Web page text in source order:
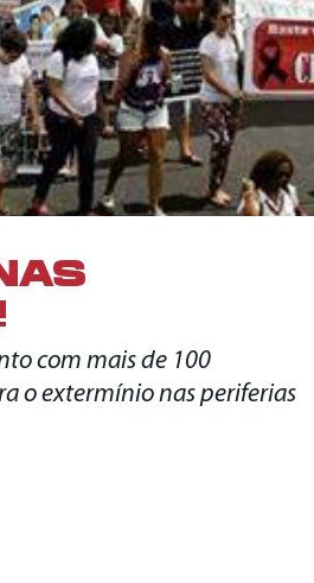
com mais de 100
o extermínio nas periferias